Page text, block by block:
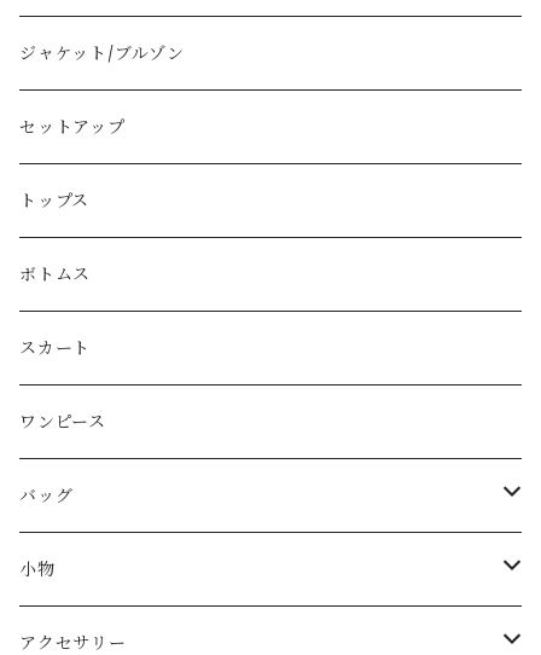
BURBERRY
PRADA
GUCCI
LOEWE
Christian Dior
CELINE
FENDI
miu miu
Martin Margiela
ジャケット/ブルゾン
セットアップ
トップス
ボトムス
スカート
ワンピース
バッグ
ショルダーバッグ
ハンド/トートバッグ
小物
帽子
アクセサリー